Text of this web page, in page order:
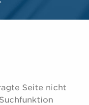
Seite nicht